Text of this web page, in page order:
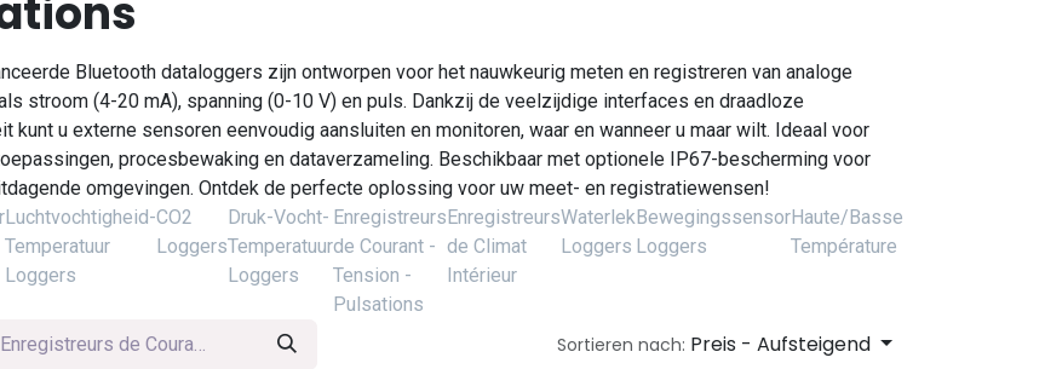
Bluetooth dataloggers zijn ontworpen voor het nauwkeurig meten en registreren van analoge
stroom (4-20 mA), spanning (0-10 V) en puls. Dankzij de veelzijdige interfaces en draadloze
kunt u externe sensoren eenvoudig aansluiten en monitoren, waar en wanneer u maar wilt. Ideaal voor
procesbewaking en dataverzameling. Beschikbaar met optionele IP67-bescherming voor
omgevingen. Ontdek de perfecte oplossing voor uw meet- en registratiewensen!
Luchtvochtigheid-
Temperatuur
Loggers
CO2
Loggers
Druk-Vocht-
Temperatuur
Loggers
Enregistreurs
de Courant -
Tension -
Pulsations
Enregistreurs
de Climat
Intérieur
Waterlek
Loggers
Bewegingssensor
Loggers
Haute/Basse
Température
Sortieren nach: Preis - Aufsteigend